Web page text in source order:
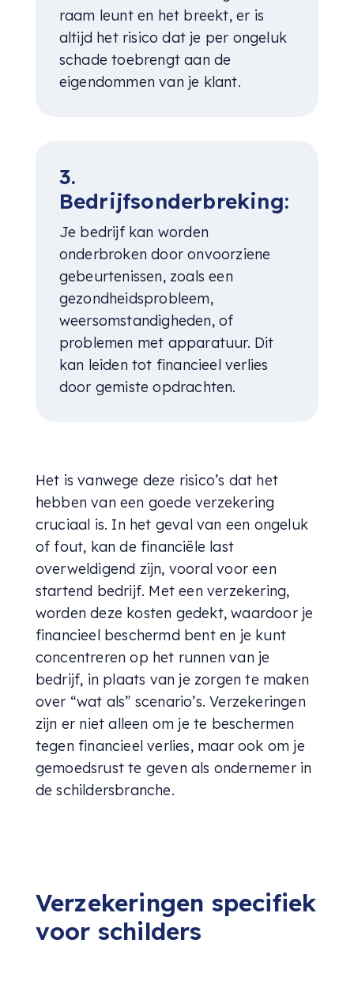
raam leunt en het breekt, er is
altijd het risico dat je per ongeluk
schade toebrengt aan de
eigendommen van je klant.
3.
Bedrijfsonderbreking:
Je bedrijf kan worden
onderbroken door onvoorziene
gebeurtenissen, zoals een
gezondheidsprobleem,
weersomstandigheden, of
problemen met apparatuur. Dit
kan leiden tot financieel verlies
door gemiste opdrachten.
Het is vanwege deze risico’s dat het
hebben van een goede verzekering
cruciaal is. In het geval van een ongeluk
of fout, kan de financiële last
overweldigend zijn, vooral voor een
startend bedrijf. Met een verzekering,
worden deze kosten gedekt, waardoor je
financieel beschermd bent en je kunt
concentreren op het runnen van je
bedrijf, in plaats van je zorgen te maken
over “wat als” scenario’s. Verzekeringen
zijn er niet alleen om je te beschermen
tegen financieel verlies, maar ook om je
gemoedsrust te geven als ondernemer in
de schildersbranche.
Verzekeringen specifiek
voor schilders